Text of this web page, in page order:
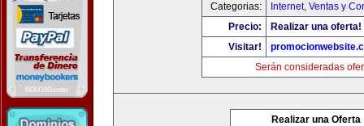
Categorias:
Internet, Ventas y
Precio:
Realizar una oferta!
Visitar!
Serán consideradas
Realizar una Oferta